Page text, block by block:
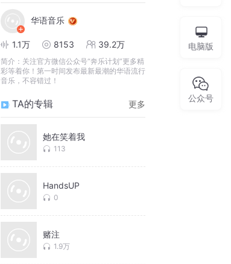
华语音乐
1.1万 8153 39.2万
简介： 关注官方微信公众号“奔乐计划”更多精
彩等着你！第一时间发布最新最潮的华语流行
音乐，不容错过！
TA的专辑 更多
她在笑着我
113
HandsUP
0
赌注
1.9万
电脑版
公众号